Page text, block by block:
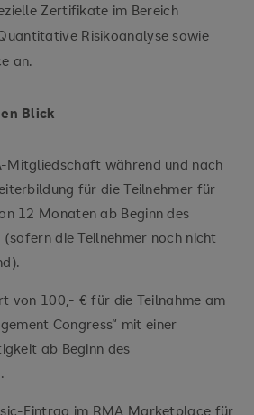
Zertifikate im Bereich
Risikoanalyse sowie
an.
Blick
Mitgliedschaft während und nach
für die Teilnehmer für
12 Monaten ab Beginn des
die Teilnehmer noch nicht
von 100,- € für die Teilnahme am
Congress“ mit einer
ab Beginn des
Eintrag im RMA Marketplace für